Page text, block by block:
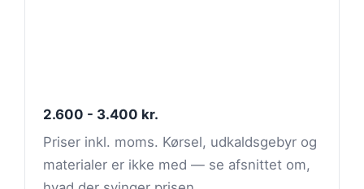
2.600 - 3.400 kr.
Priser inkl. moms. Kørsel, udkaldsgebyr og
materialer er ikke med — se afsnittet om,